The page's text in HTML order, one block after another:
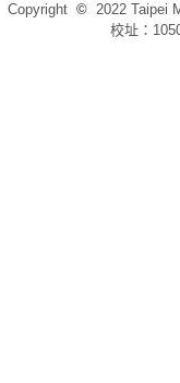
Copyright © 2022 Taipei
校址：